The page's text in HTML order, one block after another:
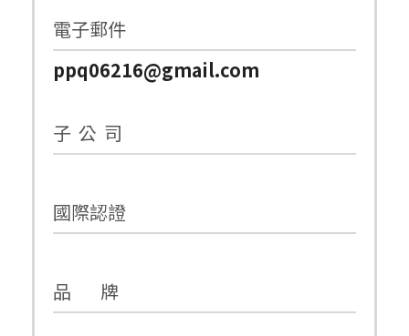
電子郵件
ppq06216@gmail.com
子 公 司
國際認證
品 牌